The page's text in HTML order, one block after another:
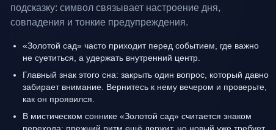
подсказку: символ связывает настроение дня,
совпадения и тонкие предупреждения.
«Золотой сад» часто приходит перед событием, где важно
не суетиться, а удержать внутренний центр.
Главный знак этого сна: закрыть один вопрос, который давно
забирает внимание. Вернитесь к нему вечером и проверьте,
как он проявился.
В мистическом соннике «Золотой сад» считается знаком